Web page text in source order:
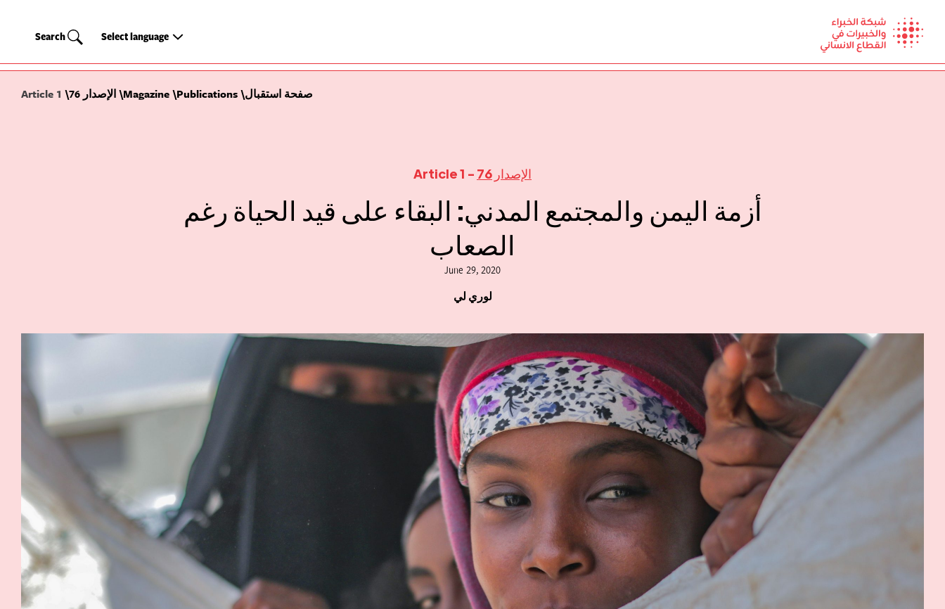
content
Select
Select language
Search
Search
صفحة استقبال Publications
Magazine الإصدار 76 Article 1
الإصدار 76 - Article 1
أزمة اليمن والمجتمع المدني: البقاء على قيد الحياة رغم
الصعاب
June 29, 2020
لوري لي